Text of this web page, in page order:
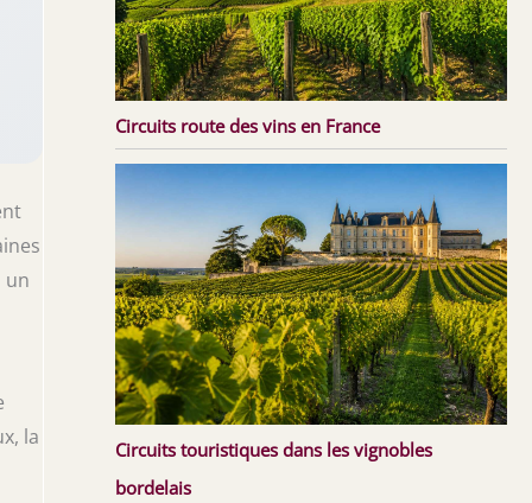
un
la
Circuits route des vins en France
Circuits touristiques dans les vignobles
bordelais